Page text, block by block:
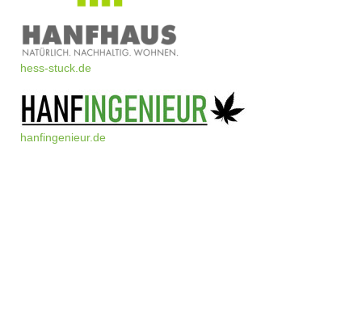
hess-stuck.de
hanfingenieur.de